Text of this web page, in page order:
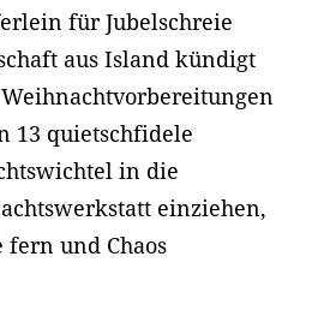
für Jubelschreie
aus Island kündigt
13 quietschfidele
in die
einziehen,
und Chaos